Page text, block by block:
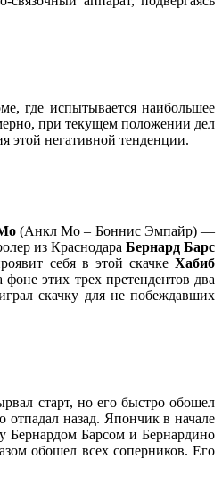
где испытывается наибольшее
при текущем положении дел
этой негативной тенденции.
(Анкл Мо – Боннис Эмпайр) —
из Краснодара Бернард Барс
себя в этой скачке Хабиб
этих трех претендентов два
скачку для не побеждавших
старт, но его быстро обошел
назад. Япончик в начале
Бернардом Барсом и Бернардино
обошел всех соперников. Его